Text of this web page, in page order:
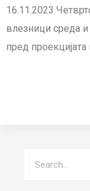
16.11.2023
влезници среда и
пред